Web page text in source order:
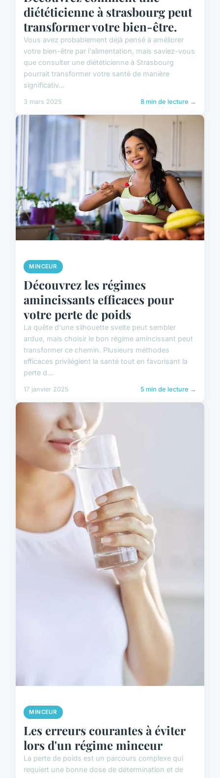
diététicienne à strasbourg peut
transformer votre bien-être.
Vous avez probablement déjà pensé à améliorer
votre bien-être par l'alimentation, mais saviez-vous
que consulter une diététicienne à Strasbourg
pourrait transformer votre santé de manière
significativ...
3 mars 2025 8 min de lecture →
MINCEUR
Découvrez les régimes
amincissants efficaces pour
votre perte de poids
La quête d'une silhouette svelte peut sembler
ardue, mais choisir le bon régime amincissant peut
transformer ce chemin. Plusieurs méthodes
efficaces privilégient la santé tout en favorisant la
perte d...
17 janvier 2025 5 min de lecture →
MINCEUR
Les erreurs courantes à éviter
lors d'un régime minceur
La perte de poids est un parcours complexe qui
requiert une bonne dose de détermination et de